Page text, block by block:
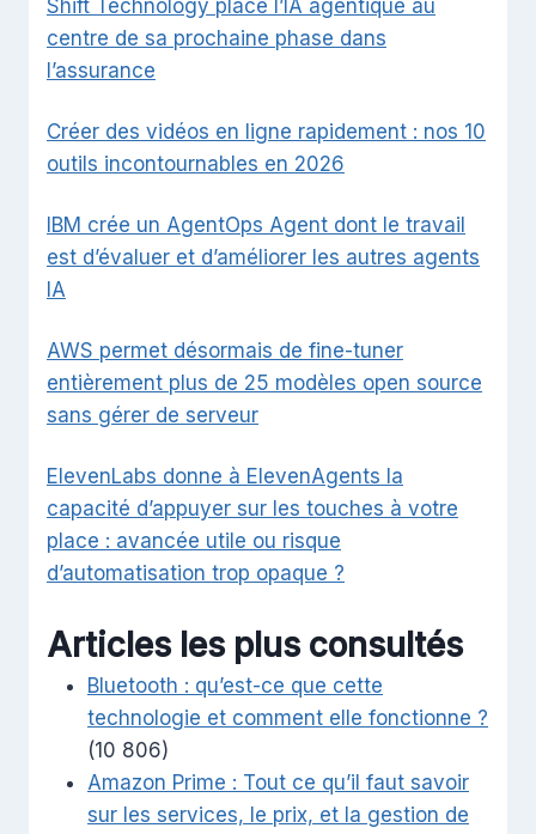
Shift Technology place l’IA agentique au
centre de sa prochaine phase dans
l’assurance
Créer des vidéos en ligne rapidement : nos 10
outils incontournables en 2026
IBM crée un AgentOps Agent dont le travail
est d’évaluer et d’améliorer les autres agents
IA
AWS permet désormais de fine-tuner
entièrement plus de 25 modèles open source
sans gérer de serveur
ElevenLabs donne à ElevenAgents la
capacité d’appuyer sur les touches à votre
place : avancée utile ou risque
d’automatisation trop opaque ?
Articles les plus consultés
Bluetooth : qu’est-ce que cette
technologie et comment elle fonctionne ?
(10 806)
Amazon Prime : Tout ce qu’il faut savoir
sur les services, le prix, et la gestion de